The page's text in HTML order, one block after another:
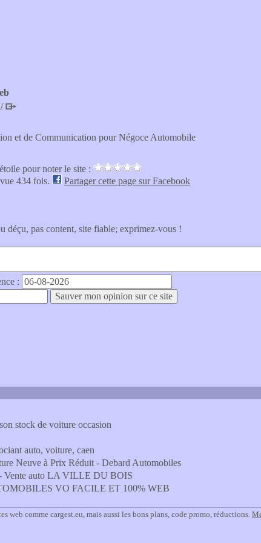
et de Communication pour Négoce Automobile
pour noter le site :
434 fois.
Partager cette page sur Facebook
déçu, pas content, site fiable; exprimez-vous !
:
stock de voiture occasion
auto, voiture, caen
Neuve à Prix Réduit - Debard Automobiles
Vente auto LA VILLE DU BOIS
VO FACILE ET 100% WEB
web comme cargest.eu, mais aussi les bons plans, code promo, réductions.